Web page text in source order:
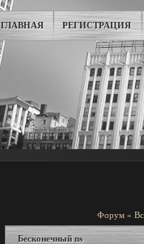
ГЛАВНАЯ РЕГИСТРАЦИЯ
Форум »
Бесконечный ns